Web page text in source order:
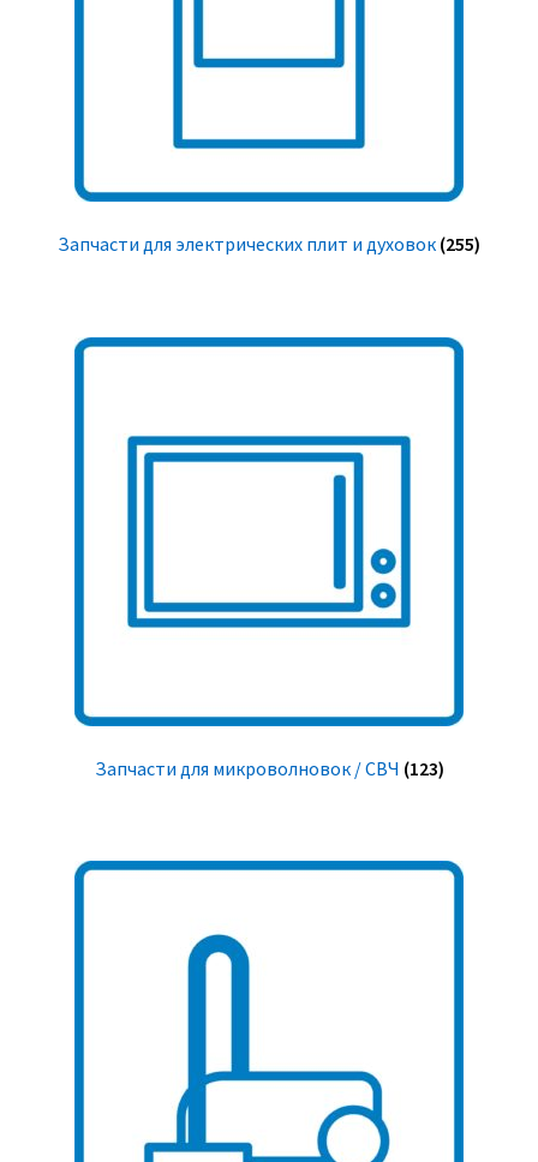
Запчасти для электрических плит и духовок (255)
Запчасти для микроволновок / СВЧ (123)